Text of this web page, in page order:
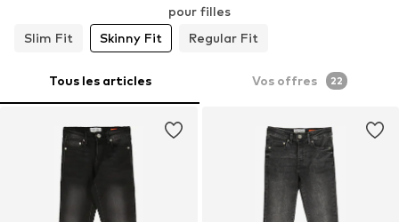
pour filles
Slim Fit
Skinny Fit Regular Fit
Tous les articles Vos offres 22